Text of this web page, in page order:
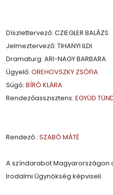
Díszlettervező: CZIEGLER BALÁZS
Jelmeztervező: TIHANYI ILDI
Dramaturg: ARI-NAGY BARBARA
Ügyelő: OREHOVSZKY ZSÓFIA
Súgó: BÍRÓ KLÁRA
Rendezőasszisztens: EGYÜD
Rendező : SZABÓ MÁTÉ
A színdarabot Magyarországon a
Irodalmi Ügynökség képviseli.